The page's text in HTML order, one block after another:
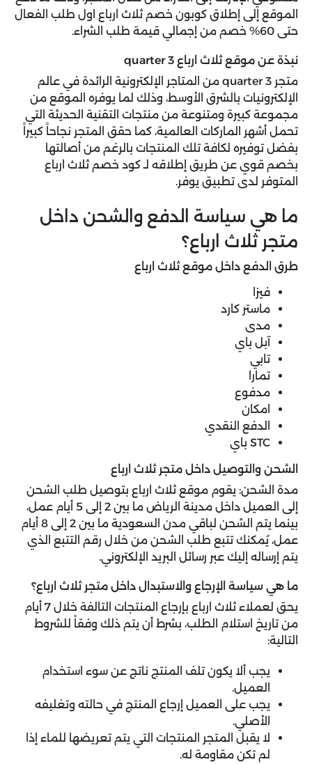
الموقع إلى إطلاق كوبون خصم ثلاث ارباع اول طلب الفعال
حتى 60% خصم من إجمالي قيمة طلب الشراء.
نبذة عن موقع ثلاث ارباع 3 quarter
متجر 3 quarter من المتاجر الإلكترونية الرائدة في عالم
الإلكترونيات بالشرق الأوسط، وذلك لما يوفره الموقع من
مجموعة كبيرة ومتنوعة من منتجات التقنية الحديثة التي
تحمل أشهر الماركات العالمية، كما حقق المتجر نجاحاً كبيراً
بفضل توفيره لكافة تلك المنتجات بالرغم من أصالتها
بخصم قوي عن طريق إطلاقه لـ كود خصم ثلاث ارباع
المتوفر لدى تطبيق يوفر.
ما هي سياسة الدفع والشحن داخل
متجر ثلاث ارباع؟
طرق الدفع داخل موقع ثلاث ارباع
فيزا
ماستر كارد
مدى
آبل باي
تابي
تمارا
مدفوع
امكان
الدفع النقدي
STC باي
الشحن والتوصيل داخل متجر ثلاث ارباع
مدة الشحن: يقوم موقع ثلاث ارباع بتوصيل طلب الشحن
إلى العميل داخل مدينة الرياض ما بين 2 إلى 5 أيام عمل،
بينما يتم الشحن لباقي مدن السعودية ما بين 2 إلى 8 أيام
عمل، يُمكنك تتبع طلب الشحن من خلال رقم التتبع الذي
يتم إرساله إليك عبر رسائل البريد الإلكتروني.
ما هي سياسة الإرجاع والاستبدال داخل متجر ثلاث ارباع؟
يحق لعملاء ثلاث ارباع بإرجاع المنتجات التالفة خلال 7 أيام
من تاريخ استلام الطلب، بشرط أن يتم ذلك وفقاً للشروط
التالية:
يجب ألا يكون تلف المنتج ناتج عن سوء استخدام
العميل.
يجب على العميل إرجاع المنتج في حالته وتغليفه
الأصلي.
لا يقبل المتجر المنتجات التي يتم تعريضها للماء إذا
لم تكن مقاومة له.